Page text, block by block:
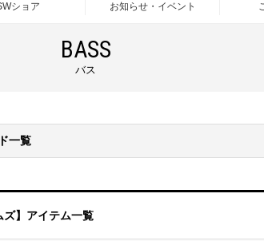
ショア お知らせ・イベント
BASS
バス
一覧
ズ】アイテム一覧